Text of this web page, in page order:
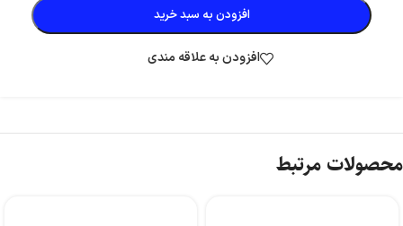
افزودن به سبد خرید
افزودن به علاقه مندی
محصولات مرتبط